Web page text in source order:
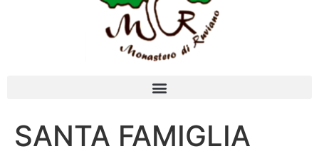
SANTA FAMIGLIA